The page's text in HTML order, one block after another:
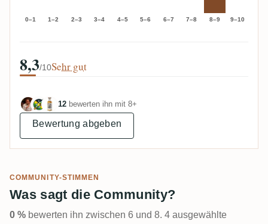
0–1 1–2 2–3 3–4 4–5 5–6 6–7 7–8 8–9 9–10
8,3/10Sehr gut
12 bewerten ihn mit 8+
Bewertung abgeben
COMMUNITY-STIMMEN
Was sagt die Community?
0 % bewerten ihn zwischen 6 und 8. 4 ausgewählte